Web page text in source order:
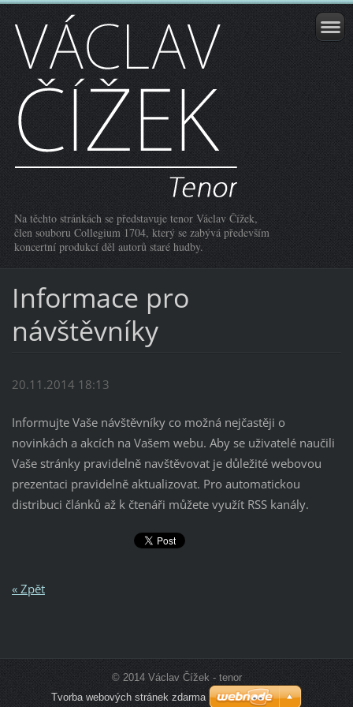
Na těchto stránkách se představuje tenor Václav Čížek,
člen souboru Collegium 1704, který se zabývá především
koncertní produkcí děl autorů staré hudby.
Informace pro
návštěvníky
20.11.2014 18:13
Informujte Vaše návštěvníky co možná nejčastěji o
novinkách a akcích na Vašem webu. Aby se uživatelé naučili
Vaše stránky pravidelně navštěvovat je důležité webovou
prezentaci pravidelně aktualizovat. Pro automatickou
distribuci článků až k čtenáři můžete využít RSS kanály.
« Zpět
© 2014 Václav Čížek - tenor
Tvorba webových stránek zdarma